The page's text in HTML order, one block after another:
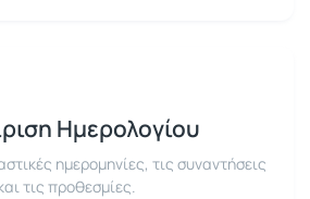
Ημερολογίου
ημερομηνίες, τις συναντήσεις
τις προθεσμίες.